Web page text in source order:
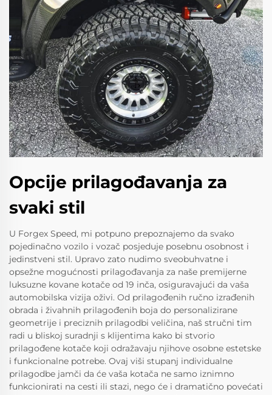
Opcije prilagođavanja za
svaki stil
U Forgex Speed, mi potpuno prepoznajemo da svako
pojedinačno vozilo i vozač posjeduje posebnu osobnost i
jedinstveni stil. Upravo zato nudimo sveobuhvatne i
opsežne mogućnosti prilagođavanja za naše premijerne
luksuzne kovane kotače od 19 inča, osiguravajući da vaša
automobilska vizija oživi. Od prilagođenih ručno izrađenih
obrada i živahnih prilagođenih boja do personalizirane
geometrije i preciznih prilagodbi veličina, naš stručni tim
radi u bliskoj suradnji s klijentima kako bi stvorio
prilagođene kotače koji odražavaju njihove osobne estetske
i funkcionalne potrebe. Ovaj viši stupanj individualne
prilagodbe jamči da će vaša kotača ne samo iznimno
funkcionirati na cesti ili stazi, nego će i dramatično povećati